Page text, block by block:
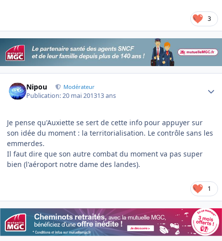
3
Nipou Modérateur
Publication:20 mai 201313 ans
Je pense qu'Auxiette se sert de cette info pour appuyer sur
son idée du moment : la territorialisation. Le contrôle sans les
emmerdes.
Il faut dire que son autre combat du moment va pas super
bien (l'aéroport notre dame des landes).
1